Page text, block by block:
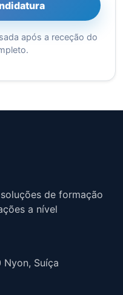
após a receção do
de formação
a nível
Nyon, Suíça